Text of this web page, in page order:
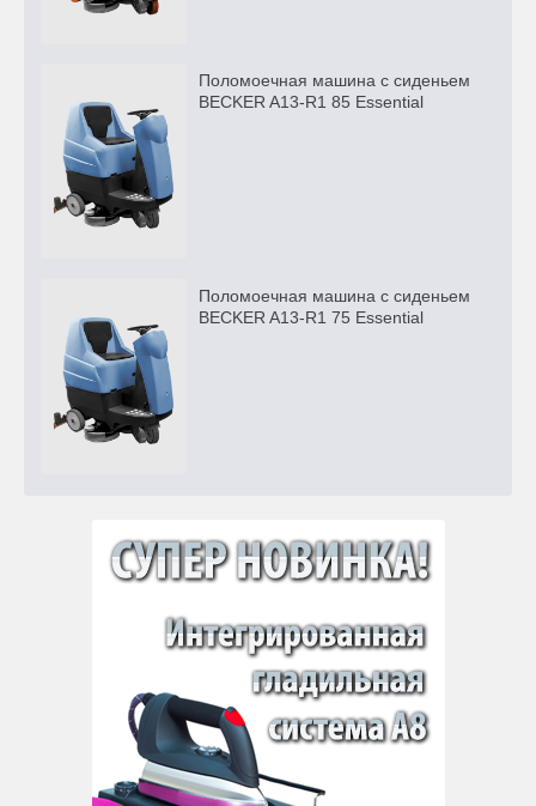
Поломоечная машина с сиденьем
BECKER A13-R1 85 Essential
Поломоечная машина с сиденьем
BECKER A13-R1 75 Essential